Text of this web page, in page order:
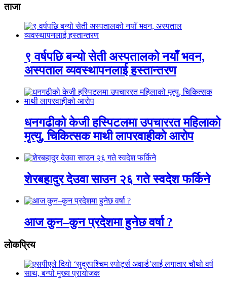
ताजा
९ वर्षपछि बन्यो सेती अस्पतालको नयाँ भवन,
अस्पताल व्यवस्थापनलाई हस्तान्तरण
धनगढीको केजी हस्पिटलमा उपचाररत महिलाको
मृत्यु, चिकित्सक माथी लापरवाहीको आरोप
शेरबहादुर देउवा साउन २६ गते स्वदेश फर्किने
आज कुन–कुन प्रदेशमा हुनेछ वर्षा ?
लाेकप्रिय